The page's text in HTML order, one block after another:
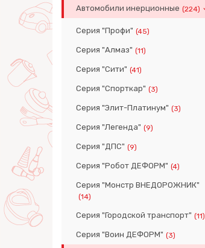
Автомобили инерционные (224)
Серия "Профи" (45)
Серия "Алмаз" (11)
Серия "Сити" (41)
Серия "Спорткар" (3)
Серия "Элит-Платинум" (3)
Серия "Легенда" (9)
Серия "ДПС" (9)
Серия "Робот ДЕФОРМ" (4)
Серия "Монстр ВНЕДОРОЖНИК"
(14)
Серия "Городской транспорт" (11)
Серия "Воин ДЕФОРМ" (3)